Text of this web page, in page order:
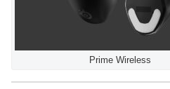
Prime Wireless